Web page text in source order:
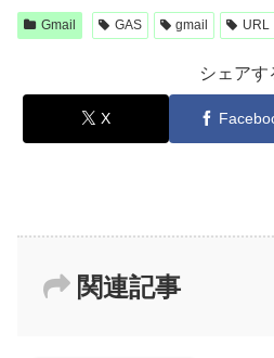
Gmail GAS gmail URL
シェアす
X
関連記事